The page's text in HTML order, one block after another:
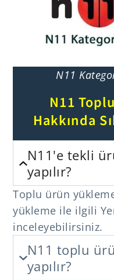
N11
N11
Hakkında
N11'e tekli
yapılır?
Toplu ürün
yükleme ile ilgili
inceleyebilirsiniz.
N11 toplu
yapılır?